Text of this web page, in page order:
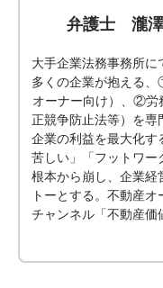
弁護士 瀧澤
大手企業法務事務所に
多くの企業が抱える
オーナー向け）、②労
正競争防止法等）を専
企業の利益を最大化す
苦しい」「フットワー
根本から崩し、企業経
トーとする。不動産
チャンネル「不動産価